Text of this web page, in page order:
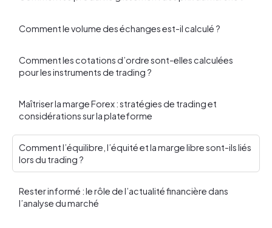
Comment le volume des échanges est-il calculé ?
Comment les cotations d’ordre sont-elles calculées
pour les instruments de trading ?
Maîtriser la marge Forex : stratégies de trading et
considérations sur la plateforme
Comment l’équilibre, l’équité et la marge libre sont-ils liés
lors du trading ?
Rester informé : le rôle de l’actualité financière dans
l’analyse du marché